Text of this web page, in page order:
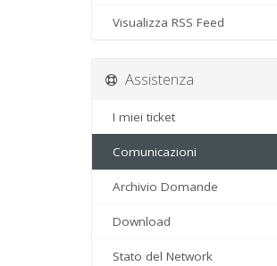
Visualizza RSS Feed
Assistenza
I miei ticket
Comunicazioni
Archivio Domande
Download
Stato del Network